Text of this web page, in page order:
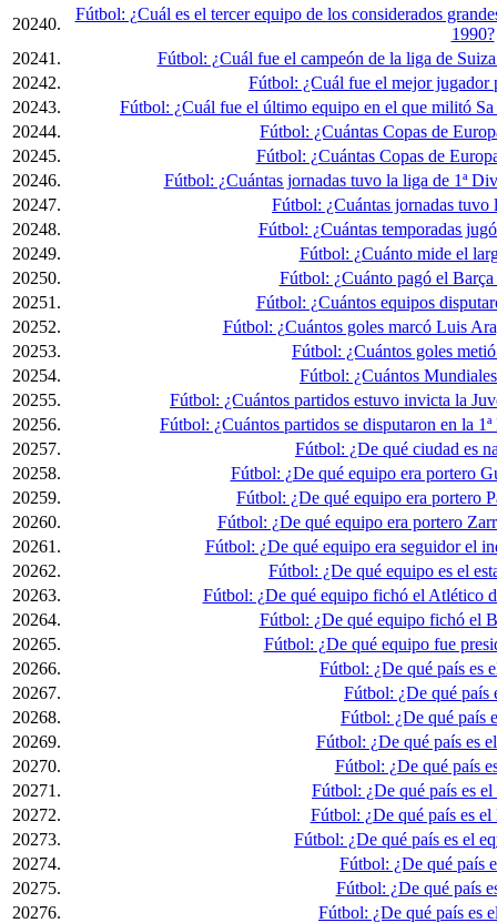
20240.
Fútbol: ¿Cuál es el tercer equipo de los considerados
1990?
20241.
Fútbol: ¿Cuál fue el campeón de la liga de
20242.
Fútbol: ¿Cuál fue el mejor jugador
20243.
Fútbol: ¿Cuál fue el último equipo en el que militó
20244.
Fútbol: ¿Cuántas Copas de
20245.
Fútbol: ¿Cuántas Copas de
20246.
Fútbol: ¿Cuántas jornadas tuvo la liga de 1ª
20247.
Fútbol: ¿Cuántas jornadas tuvo
20248.
Fútbol: ¿Cuántas temporadas
20249.
Fútbol: ¿Cuánto mide el
20250.
Fútbol: ¿Cuánto pagó el
20251.
Fútbol: ¿Cuántos equipos
20252.
Fútbol: ¿Cuántos goles marcó Luis
20253.
Fútbol: ¿Cuántos goles
20254.
Fútbol: ¿Cuántos
20255.
Fútbol: ¿Cuántos partidos estuvo invicta la
20256.
Fútbol: ¿Cuántos partidos se disputaron en la
20257.
Fútbol: ¿De qué ciudad es
20258.
Fútbol: ¿De qué equipo era portero
20259.
Fútbol: ¿De qué equipo era portero
20260.
Fútbol: ¿De qué equipo era portero
20261.
Fútbol: ¿De qué equipo era seguidor el
20262.
Fútbol: ¿De qué equipo es el
20263.
Fútbol: ¿De qué equipo fichó el Atlético
20264.
Fútbol: ¿De qué equipo fichó el
20265.
Fútbol: ¿De qué equipo fue
20266.
Fútbol: ¿De qué país es
20267.
Fútbol: ¿De qué país
20268.
Fútbol: ¿De qué país
20269.
Fútbol: ¿De qué país es
20270.
Fútbol: ¿De qué país
20271.
Fútbol: ¿De qué país es
20272.
Fútbol: ¿De qué país es
20273.
Fútbol: ¿De qué país es el
20274.
Fútbol: ¿De qué país
20275.
Fútbol: ¿De qué país
20276.
Fútbol: ¿De qué país es